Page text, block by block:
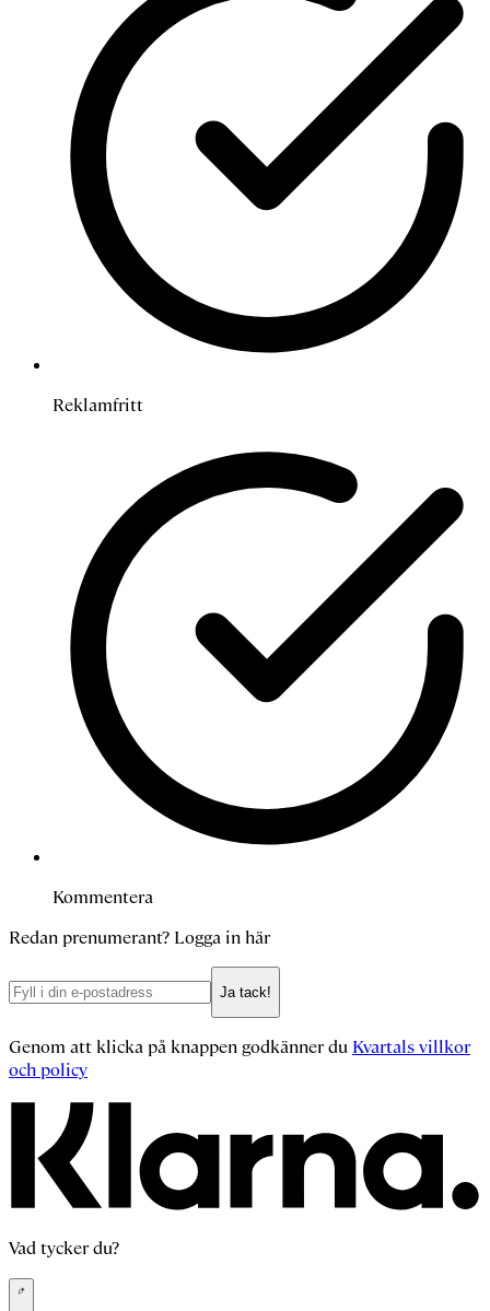
Reklamfritt
Kommentera
Redan prenumerant? Logga in här
Ja tack!
Genom att klicka på knappen godkänner du Kvartals villkor
och policy
Vad tycker du?